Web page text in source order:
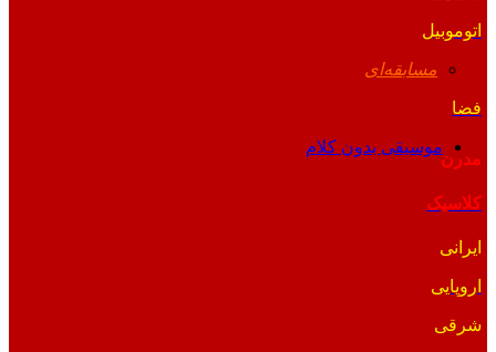
اتوموبیل
مسابقه‌ای
فضا
موسیقی بدون کلام
مدرن
کلاسیک
ایرانی
اروپایی
شرقی